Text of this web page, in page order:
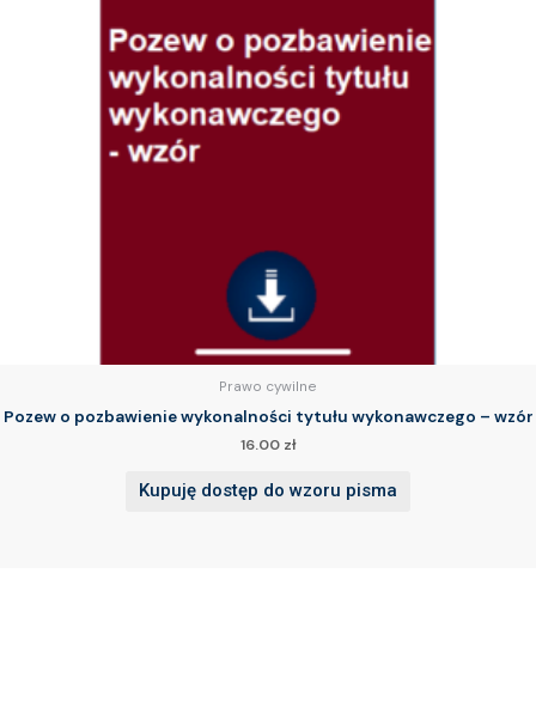
Prawo cywilne
Pozew o pozbawienie wykonalności tytułu wykonawczego – wzór
16.00 zł
Kupuję dostęp do wzoru pisma